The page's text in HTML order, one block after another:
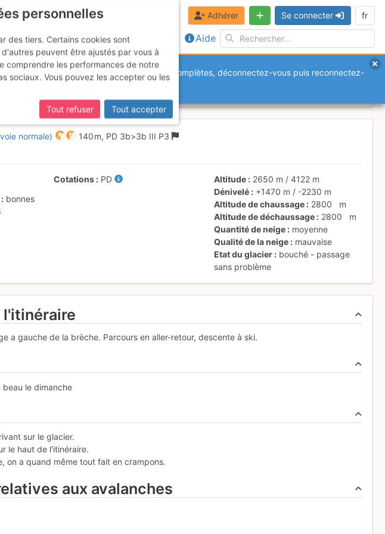
Aide
Adhérer Se connecter fr
sont plus accessibles, manquantes ou incomplètes, déconnectez-vous puis reconnectez-
normale)
normale) 140 m, PD 3b>3b III P3
bonnes
Cotations PD Altitude 2650 m / 4122 m
Dénivelé
+1470 m / -2230 m
Altitude de chaussage
2800
m
Altitude de déchaussage
2800
m
Quantité de neige
moyenne
Qualité de la neige
mauvaise
Etat du glacier
bouché - passage
sans problème
a gauche de la brèche. Parcours en aller-retour, descente à ski.
beau le dimanche
sur le glacier.
le haut de l'itinéraire.
on a quand même tout fait en crampons.
aux avalanches
personnelles
des tiers. Certains cookies sont
peuvent être ajustés par vous à
comprendre les performances de notre
sociaux. Vous pouvez les accepter ou les
Tout refuser
Tout accepter